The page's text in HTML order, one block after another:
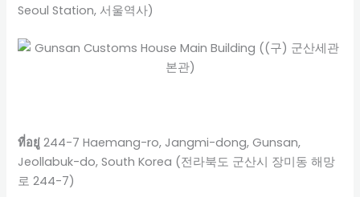
Seoul Station, 서울역사)
ที่อยู่ 244-7 Haemang-ro, Jangmi-dong, Gunsan,
Jeollabuk-do, South Korea (전라북도 군산시 장미동 해망
로 244-7)